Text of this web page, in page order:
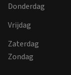
Donderdag
Vrijdag
Zaterdag
Zondag